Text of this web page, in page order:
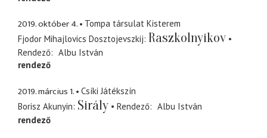
2019. október 4.
Tompa társulat Kisterem
Fjodor Mihajlovics Dosztojevszkij Raszkolnyikov
Rendező
Albu István
rendező
2019. március 1.
Csíki Játékszín
Borisz Akunyin Sirály Rendező
Albu István
rendező